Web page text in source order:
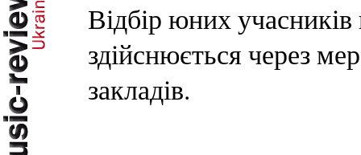
Відбір юних
здійснюється через
закладів.